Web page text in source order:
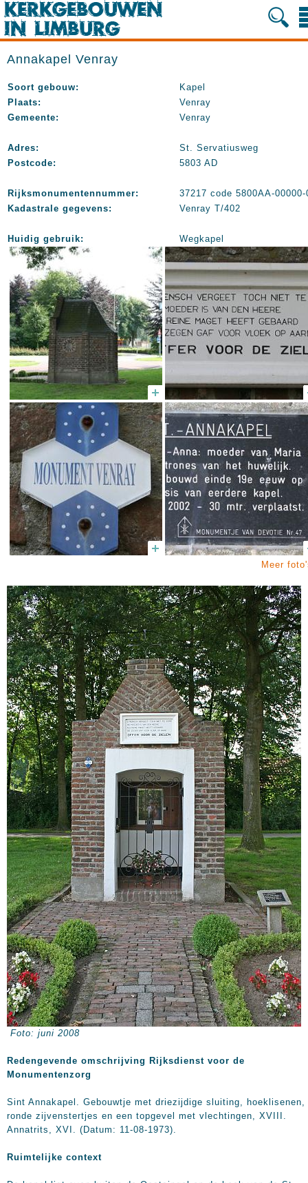
Annakapel Venray
Soort gebouw:
Kapel
Plaats:
Venray
Gemeente:
Venray
Adres:
St. Servatiusweg
Postcode:
5803 AD
Rijksmonumentennummer:
37217 code 5800AA-00000-
Kadastrale gegevens:
Venray T/402
Huidig gebruik: Wegkapel
Meer
Foto: juni 2008
Redengevende omschrijving Rijksdienst voor de
Monumentenzorg
Sint Annakapel. Gebouwtje met driezijdige sluiting, hoeklisenen,
ronde zijvenstertjes en een topgevel met vlechtingen, XVIII.
Annatrits, XVI. (Datum: 11-08-1973).
Ruimtelijke context